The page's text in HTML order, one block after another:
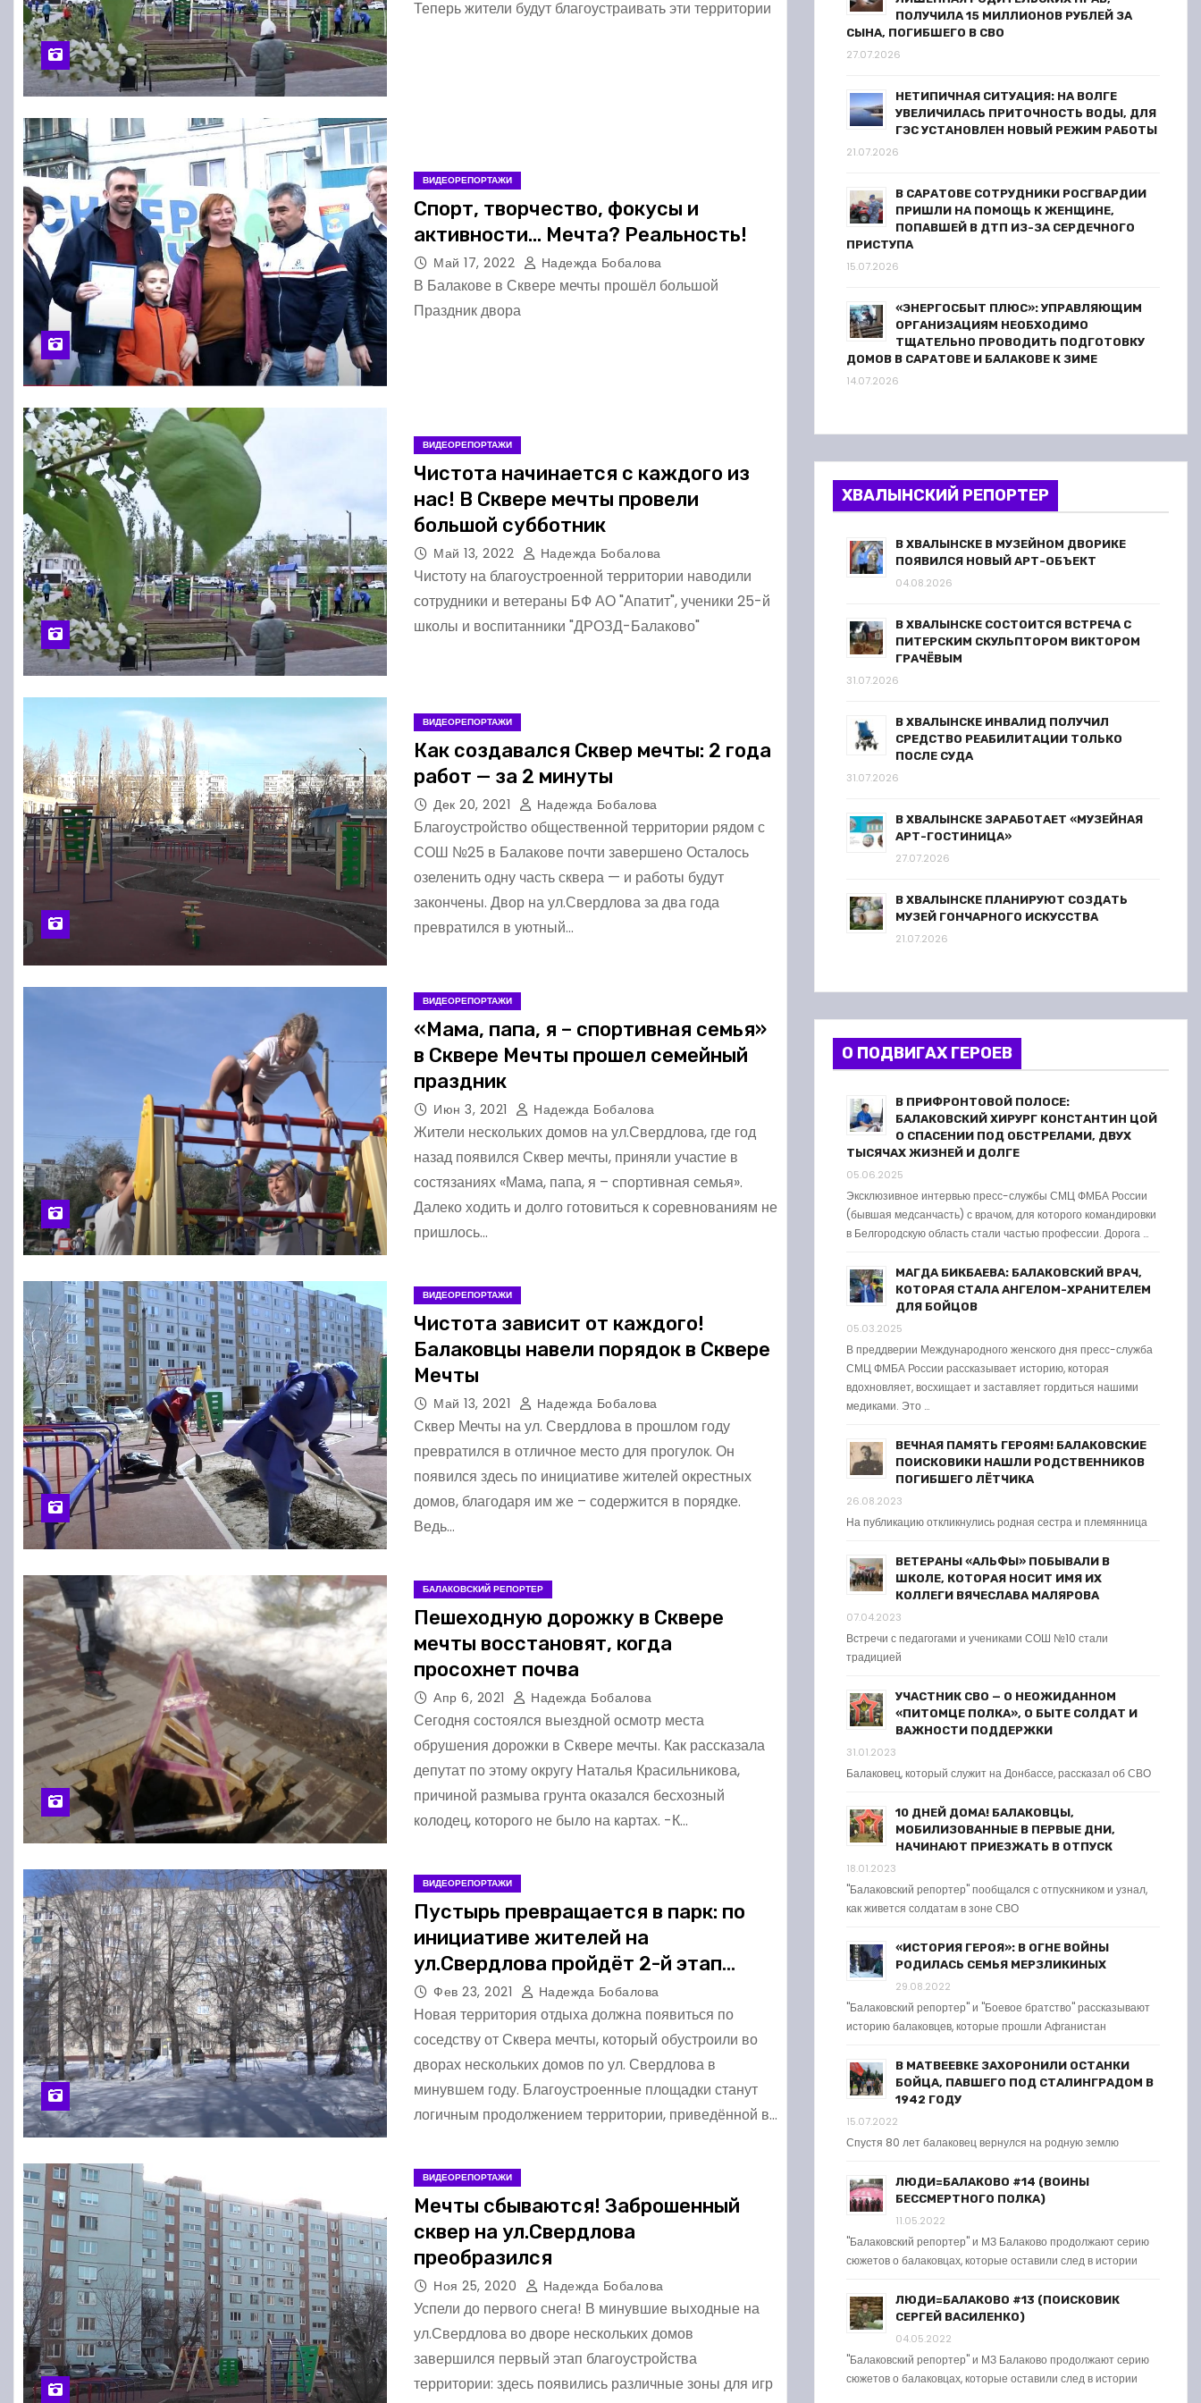
Теперь жители будут благоустраивать эти территории
ВИДЕОРЕПОРТАЖИ
Спорт, творчество, фокусы и
активности… Мечта? Реальность!
Май 17, 2022 Надежда Бобалова
В Балакове в Сквере мечты прошёл большой
Праздник двора
ВИДЕОРЕПОРТАЖИ
Чистота начинается с каждого из
нас! В Сквере мечты провели
большой субботник
Май 13, 2022 Надежда Бобалова
Чистоту на благоустроенной территории наводили
сотрудники и ветераны БФ АО "Апатит", ученики 25-й
школы и воспитанники "ДРОЗД-Балаково"
ВИДЕОРЕПОРТАЖИ
Как создавался Сквер мечты: 2 года
работ — за 2 минуты
Дек 20, 2021 Надежда Бобалова
Благоустройство общественной территории рядом с
СОШ №25 в Балакове почти завершено Осталось
озеленить одну часть сквера — и работы будут
закончены. Двор на ул.Свердлова за два года
превратился в уютный…
ВИДЕОРЕПОРТАЖИ
«Мама, папа, я – спортивная семья»
в Сквере Мечты прошел семейный
праздник
Июн 3, 2021 Надежда Бобалова
Жители нескольких домов на ул.Свердлова, где год
назад появился Сквер мечты, приняли участие в
состязаниях «Мама, папа, я – спортивная семья».
Далеко ходить и долго готовиться к соревнованиям не
пришлось…
ВИДЕОРЕПОРТАЖИ
Чистота зависит от каждого!
Балаковцы навели порядок в Сквере
Мечты
Май 13, 2021 Надежда Бобалова
Сквер Мечты на ул. Свердлова в прошлом году
превратился в отличное место для прогулок. Он
появился здесь по инициативе жителей окрестных
домов, благодаря им же – содержится в порядке.
Ведь…
БАЛАКОВСКИЙ РЕПОРТЕР
Пешеходную дорожку в Сквере
мечты восстановят, когда
просохнет почва
Апр 6, 2021 Надежда Бобалова
Сегодня состоялся выездной осмотр места
обрушения дорожки в Сквере мечты. Как рассказала
депутат по этому округу Наталья Красильникова,
причиной размыва грунта оказался бесхозный
колодец, которого не было на картах. -К…
ВИДЕОРЕПОРТАЖИ
Пустырь превращается в парк: по
инициативе жителей на
ул.Свердлова пройдёт 2-й этап
благоустройства
Фев 23, 2021 Надежда Бобалова
Новая территория отдыха должна появиться по
соседству от Сквера мечты, который обустроили во
дворах нескольких домов по ул. Свердлова в
минувшем году. Благоустроенные площадки станут
логичным продолжением территории, приведённой в…
ВИДЕОРЕПОРТАЖИ
Мечты сбываются! Заброшенный
сквер на ул.Свердлова
преобразился
Ноя 25, 2020 Надежда Бобалова
Успели до первого снега! В минувшие выходные на
ул.Свердлова во дворе нескольких домов
завершился первый этап благоустройства
территории: здесь появились различные зоны для игр
ПОЛУЧИЛА 15 МИЛЛИОНОВ РУБЛЕЙ ЗА
СЫНА, ПОГИБШЕГО В СВО
27.07.2026
НЕТИПИЧНАЯ СИТУАЦИЯ: НА ВОЛГЕ
УВЕЛИЧИЛАСЬ ПРИТОЧНОСТЬ ВОДЫ, ДЛЯ
ГЭС УСТАНОВЛЕН НОВЫЙ РЕЖИМ РАБОТЫ
21.07.2026
В САРАТОВЕ СОТРУДНИКИ РОСГВАРДИИ
ПРИШЛИ НА ПОМОЩЬ К ЖЕНЩИНЕ,
ПОПАВШЕЙ В ДТП ИЗ-ЗА СЕРДЕЧНОГО
ПРИСТУПА
15.07.2026
«ЭНЕРГОСБЫТ ПЛЮС»: УПРАВЛЯЮЩИМ
ОРГАНИЗАЦИЯМ НЕОБХОДИМО
ТЩАТЕЛЬНО ПРОВОДИТЬ ПОДГОТОВКУ
ДОМОВ В САРАТОВЕ И БАЛАКОВЕ К ЗИМЕ
14.07.2026
ХВАЛЫНСКИЙ РЕПОРТЕР
В ХВАЛЫНСКЕ В МУЗЕЙНОМ ДВОРИКЕ
ПОЯВИЛСЯ НОВЫЙ АРТ-ОБЪЕКТ
04.08.2026
В ХВАЛЫНСКЕ СОСТОИТСЯ ВСТРЕЧА С
ПИТЕРСКИМ СКУЛЬПТОРОМ ВИКТОРОМ
ГРАЧЁВЫМ
31.07.2026
В ХВАЛЫНСКЕ ИНВАЛИД ПОЛУЧИЛ
СРЕДСТВО РЕАБИЛИТАЦИИ ТОЛЬКО
ПОСЛЕ СУДА
31.07.2026
В ХВАЛЫНСКЕ ЗАРАБОТАЕТ «МУЗЕЙНАЯ
АРТ-ГОСТИНИЦА»
27.07.2026
В ХВАЛЫНСКЕ ПЛАНИРУЮТ СОЗДАТЬ
МУЗЕЙ ГОНЧАРНОГО ИСКУССТВА
21.07.2026
О ПОДВИГАХ ГЕРОЕВ
В ПРИФРОНТОВОЙ ПОЛОСЕ:
БАЛАКОВСКИЙ ХИРУРГ КОНСТАНТИН ЦОЙ
О СПАСЕНИИ ПОД ОБСТРЕЛАМИ, ДВУХ
ТЫСЯЧАХ ЖИЗНЕЙ И ДОЛГЕ
05.06.2025
Эксклюзивное интервью пресс-службы СМЦ ФМБА России
(бывшая медсанчасть) с врачом, для которого командировки
в Белгородскую область стали частью профессии. Дорога …
МАГДА БИКБАЕВА: БАЛАКОВСКИЙ ВРАЧ,
КОТОРАЯ СТАЛА АНГЕЛОМ-ХРАНИТЕЛЕМ
ДЛЯ БОЙЦОВ
05.03.2025
В преддверии Международного женского дня пресс-служба
СМЦ ФМБА России рассказывает историю, которая
вдохновляет, восхищает и заставляет гордиться нашими
медиками. Это …
ВЕЧНАЯ ПАМЯТЬ ГЕРОЯМ! БАЛАКОВСКИЕ
ПОИСКОВИКИ НАШЛИ РОДСТВЕННИКОВ
ПОГИБШЕГО ЛЁТЧИКА
26.08.2023
На публикацию откликнулись родная сестра и племянница
ВЕТЕРАНЫ «АЛЬФЫ» ПОБЫВАЛИ В
ШКОЛЕ, КОТОРАЯ НОСИТ ИМЯ ИХ
КОЛЛЕГИ ВЯЧЕСЛАВА МАЛЯРОВА
07.04.2023
Встречи с педагогами и учениками СОШ №10 стали
традицией
УЧАСТНИК СВО — О НЕОЖИДАННОМ
«ПИТОМЦЕ ПОЛКА», О БЫТЕ СОЛДАТ И
ВАЖНОСТИ ПОДДЕРЖКИ
31.01.2023
Балаковец, который служит на Донбассе, рассказал об СВО
10 ДНЕЙ ДОМА! БАЛАКОВЦЫ,
МОБИЛИЗОВАННЫЕ В ПЕРВЫЕ ДНИ,
НАЧИНАЮТ ПРИЕЗЖАТЬ В ОТПУСК
18.01.2023
"Балаковский репортер" пообщался с отпускником и узнал,
как живется солдатам в зоне СВО
«ИСТОРИЯ ГЕРОЯ»: В ОГНЕ ВОЙНЫ
РОДИЛАСЬ СЕМЬЯ МЕРЗЛИКИНЫХ
29.08.2022
"Балаковский репортер" и "Боевое братство" рассказывают
историю балаковцев, которые прошли Афганистан
В МАТВЕЕВКЕ ЗАХОРОНИЛИ ОСТАНКИ
БОЙЦА, ПАВШЕГО ПОД СТАЛИНГРАДОМ В
1942 ГОДУ
15.07.2022
Спустя 80 лет балаковец вернулся на родную землю
ЛЮДИ=БАЛАКОВО #14 (ВОИНЫ
БЕССМЕРТНОГО ПОЛКА)
11.05.2022
"Балаковский репортер" и МЗ Балаково продолжают серию
сюжетов о балаковцах, которые оставили след в истории
ЛЮДИ=БАЛАКОВО #13 (ПОИСКОВИК
СЕРГЕЙ ВАСИЛЕНКО)
04.05.2022
"Балаковский репортер" и МЗ Балаково продолжают серию
сюжетов о балаковцах, которые оставили след в истории